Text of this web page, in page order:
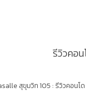
รีวิวคอ
สุขุมวิท 105 : รีวิวคอนโด